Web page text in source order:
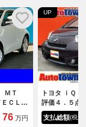
ＭＴ
ＣＬＩ
ＩＤヘ
ト／禁
76 万円
UP
トヨタ ｉＱ
評価４．５点
車 ＴＥＩＮ
スプレイオー
支払総額(税込)